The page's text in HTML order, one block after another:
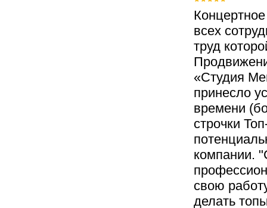
всех
труд
«Студия
принесло
времени
строчки
компании.
свою
делать